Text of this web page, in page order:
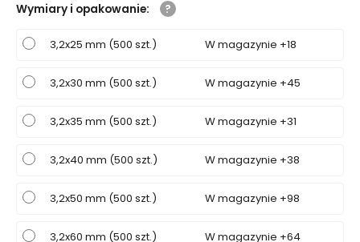
Wymiary i opakowanie:
3,2x25 mm (500 szt.) W magazynie +18
3,2x30 mm (500 szt.) W magazynie +45
3,2x35 mm (500 szt.) W magazynie +31
3,2x40 mm (500 szt.) W magazynie +38
3,2x50 mm (500 szt.) W magazynie +98
3,2x60 mm (500 szt.) W magazynie +64